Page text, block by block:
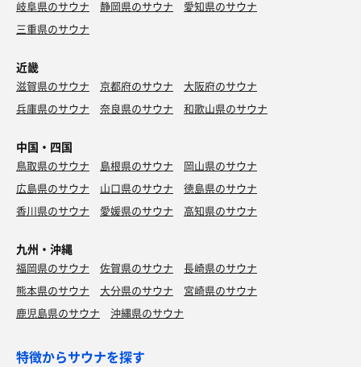
岐阜県のサウナ 静岡県のサウナ
愛知県のサウナ
三重県のサウナ
近畿
滋賀県のサウナ 京都府のサウナ
大阪府のサウナ
兵庫県のサウナ
奈良県のサウナ 和歌山県のサウナ
中国・四国
鳥取県のサウナ 島根県のサウナ
岡山県のサウナ
広島県のサウナ
山口県のサウナ
徳島県のサウナ
香川県のサウナ
愛媛県のサウナ 高知県のサウナ
九州・沖縄
福岡県のサウナ 佐賀県のサウナ
長崎県のサウナ
熊本県のサウナ
大分県のサウナ
宮崎県のサウナ
鹿児島県のサウナ
沖縄県のサウナ
特徴からサウナを探す